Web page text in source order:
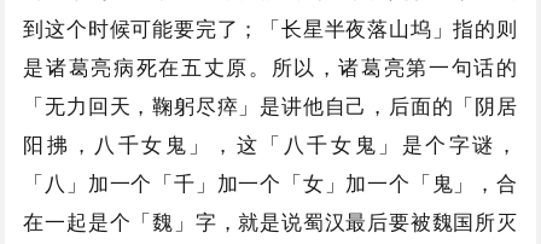
到这个时候可能要完了；「长星半夜落山坞」指的则
是诸葛亮病死在五丈原。所以，诸葛亮第一句话的
「无力回天，鞠躬尽瘁」是讲他自己，后面的「阴居
阳拂，八千女鬼」，这「八千女鬼」是个字谜，
「八」加一个「千」加一个「女」加一个「鬼」，合
在一起是个「魏」字，就是说蜀汉最后要被魏国所灭